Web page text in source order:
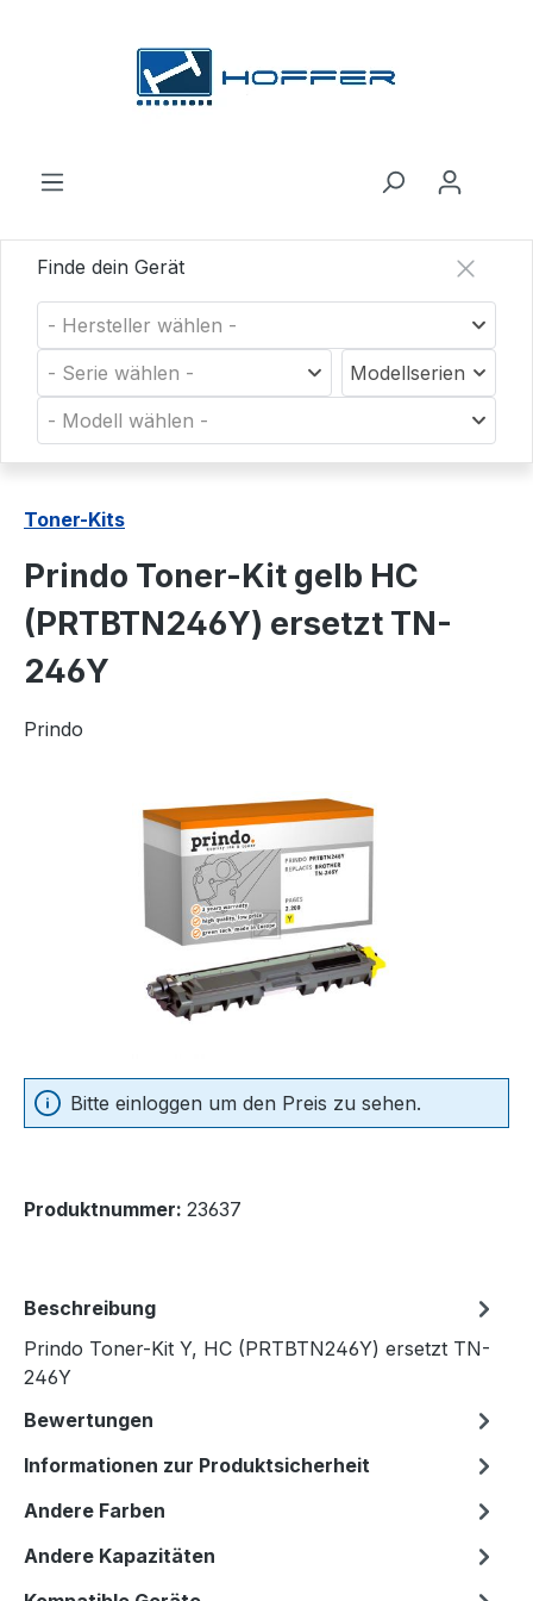
Finde dein Gerät
- Hersteller wählen -
- Serie wählen -
Modellserien
- Modell wählen -
Toner-Kits
Prindo Toner-Kit gelb HC
(PRTBTN246Y) ersetzt TN-
246Y
Prindo
Bildergalerie überspringen
Bitte einloggen um den Preis zu sehen.
Produktnummer: 23637
Beschreibung
Prindo Toner-Kit Y, HC (PRTBTN246Y) ersetzt TN-
246Y
Bewertungen
Informationen zur Produktsicherheit
Andere Farben
Andere Kapazitäten